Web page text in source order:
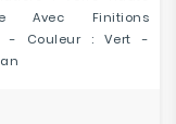
Avec Finitions
- Couleur : Vert -